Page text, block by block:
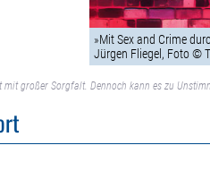
»Mit Sex and Crime
Jürgen Fliegel, Foto ©
großer Sorgfalt. Dennoch kann es zu